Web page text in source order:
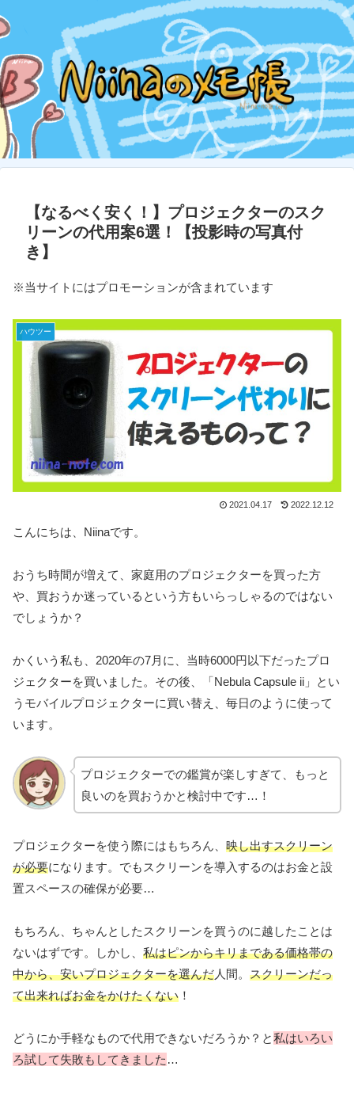
【なるべく安く！】プロジェクターのスク
リーンの代用案6選！【投影時の写真付
き】
※当サイトにはプロモーションが含まれています
ハウツー
2021.04.17 2022.12.12
こんにちは、Niinaです。
おうち時間が増えて、家庭用のプロジェクターを買った方
や、買おうか迷っているという方もいらっしゃるのではない
でしょうか？
かくいう私も、2020年の7月に、当時6000円以下だったプロ
ジェクターを買いました。その後、「Nebula Capsule ii」とい
うモバイルプロジェクターに買い替え、毎日のように使って
います。
プロジェクターでの鑑賞が楽しすぎて、もっと
良いのを買おうかと検討中です…！
プロジェクターを使う際にはもちろん、 映し出すスクリーン
が必要になります。でもスクリーンを導入するのはお金と設
置スペースの確保が必要…
もちろん、ちゃんとしたスクリーンを買うのに越したことは
ないはずです。しかし、 私はピンからキリまである価格帯の
中から、安いプロジェクターを選んだ人間。 スクリーンだっ
て出来ればお金をかけたくない ！
どうにか手軽なもので代用できないだろうか？と私はいろい
ろ試して失敗もしてきました …